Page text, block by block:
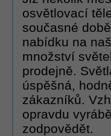
osvětlovací
současné
nabídku na
množství
prodejně.
úspěšná,
zákazníků.
opravdu
zodpovědět.